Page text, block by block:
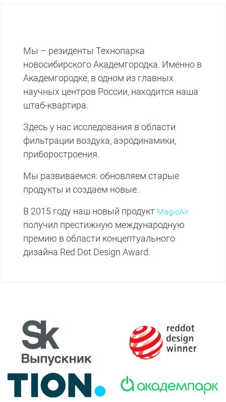
Мы – резиденты Технопарка
новосибирского Академгородка. Именно в
Академгородке, в одном из главных
научных центров России, находится наша
штаб-квартира.
Здесь у нас исследования в области
фильтрации воздуха, аэродинамики,
приборостроения.
Мы развиваемся: обновляем старые
продукты и создаем новые.
В 2015 году наш новый продукт MagicAir
получил престижную международную
премию в области концептуального
дизайна Red Dot Design Award.